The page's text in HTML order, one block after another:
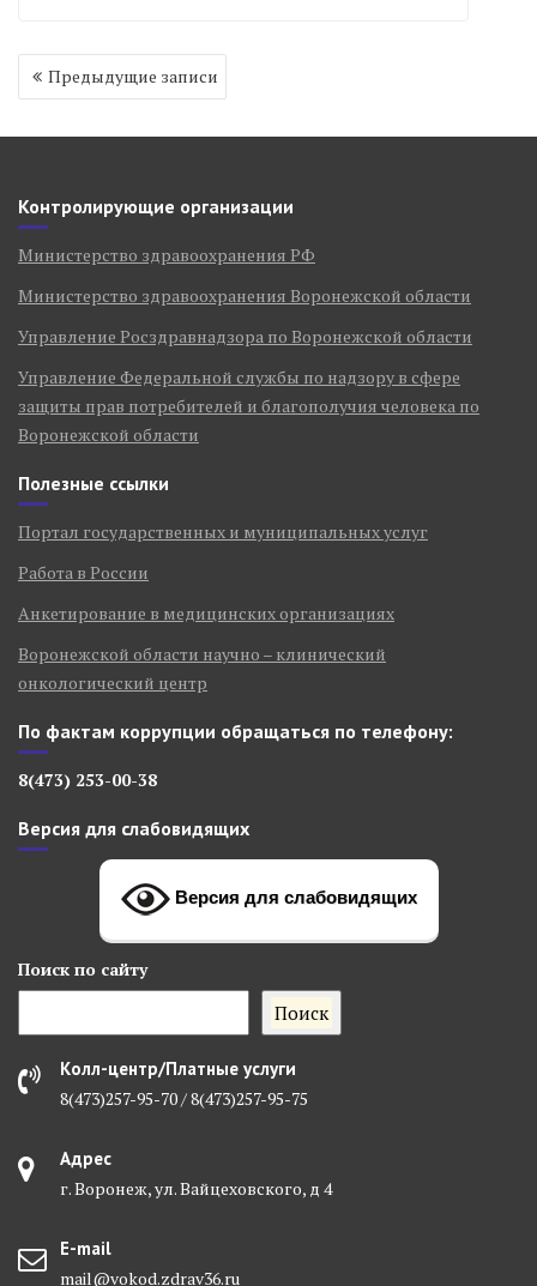
Навигация
по
Предыдущие записи
Контролирующие организации
Министерство здравоохранения РФ
Министерство здравоохранения Воронежской области
Управление Росздравнадзора по Воронежской области
Управление Федеральной службы по надзору в сфере
защиты прав потребителей и благополучия человека по
Воронежской области
Полезные ссылки
Портал государственных и муниципальных услуг
Работа в России
Анкетирование в медицинских организациях
Воронежской области научно – клинический
онкологический центр
По фактам коррупции обращаться по телефону:
8(473) 253-00-38
Версия для слабовидящих
Версия для слабовидящих
Поиск по сайту
Поиск
Колл-центр/Платные услуги
8(473)257-95-70 / 8(473)257-95-75
Адрес
г. Воронеж, ул. Вайцеховского, д 4
E-mail
mail@vokod.zdrav36.ru